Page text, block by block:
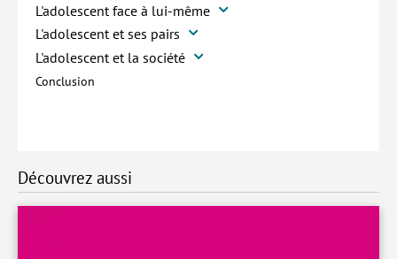
L'adolescent face à lui-même
L'adolescent et ses pairs
L'adolescent et la société
Conclusion
Découvrez aussi